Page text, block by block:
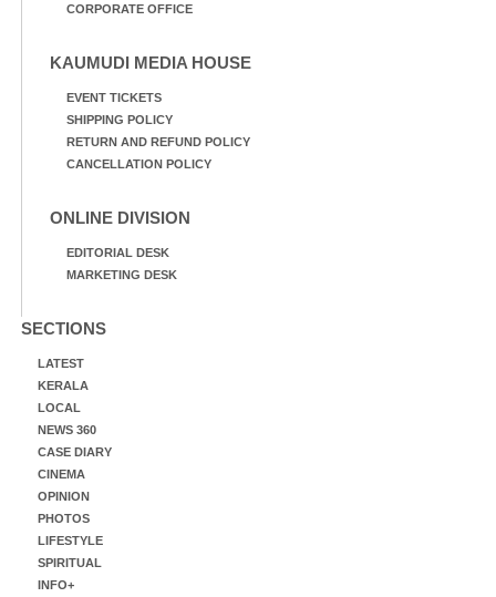
CORPORATE OFFICE
KAUMUDI MEDIA HOUSE
EVENT TICKETS
SHIPPING POLICY
RETURN AND REFUND POLICY
CANCELLATION POLICY
ONLINE DIVISION
EDITORIAL DESK
MARKETING DESK
SECTIONS
LATEST
KERALA
LOCAL
NEWS 360
CASE DIARY
CINEMA
OPINION
PHOTOS
LIFESTYLE
SPIRITUAL
INFO+